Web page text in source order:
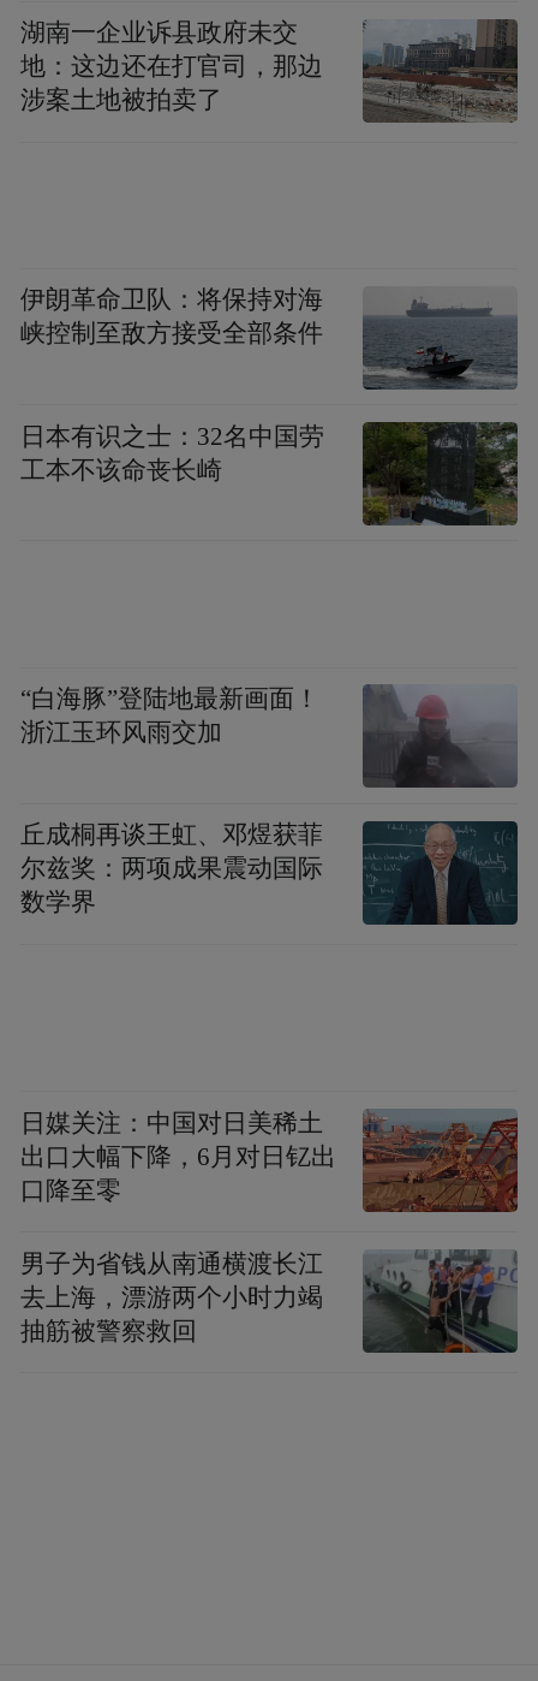
湖南一企业诉县政府未交
地：这边还在打官司，那边
涉案土地被拍卖了
伊朗革命卫队：将保持对海
峡控制至敌方接受全部条件
日本有识之士：32名中国劳
工本不该命丧长崎
“白海豚”登陆地最新画面！
浙江玉环风雨交加
丘成桐再谈王虹、邓煜获菲
尔兹奖：两项成果震动国际
数学界
日媒关注：中国对日美稀土
出口大幅下降，6月对日钇出
口降至零
男子为省钱从南通横渡长江
去上海，漂游两个小时力竭
抽筋被警察救回